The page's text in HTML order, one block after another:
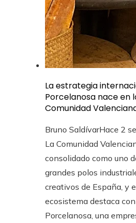
La estrategia
Porcelanosa nace en
Comunidad
Bruno SaldívarHace 2
La Comunidad
consolidado como uno
grandes polos
creativos de España, y
ecosistema destaca
Porcelanosa, una